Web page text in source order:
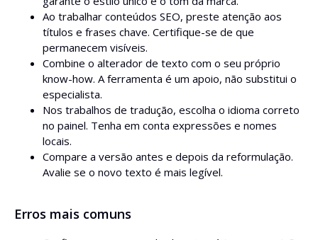
Ao trabalhar conteúdos SEO, preste atenção aos
títulos e frases chave. Certifique-se de que
permanecem visíveis.
Combine o alterador de texto com o seu próprio
know-how. A ferramenta é um apoio, não substitui o
especialista.
Nos trabalhos de tradução, escolha o idioma correto
no painel. Tenha em conta expressões e nomes
locais.
Compare a versão antes e depois da reformulação.
Avalie se o novo texto é mais legível.
Erros mais comuns